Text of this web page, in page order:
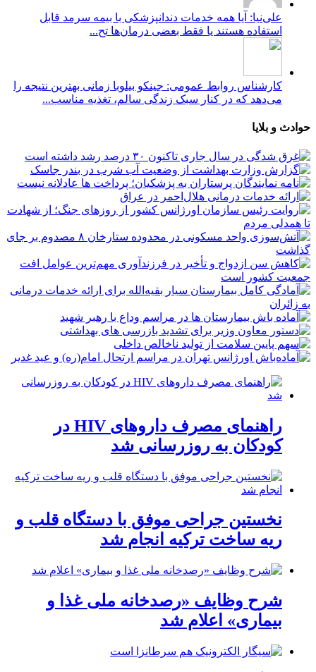
علی‌نیا: آیا همه خدمات دندانپزشکی با بیمه سرمد قابل
استفاده هستند یا فقط بعضی درمان‌ها تح...
کارشناس روابط عمومی: جینکو بیلوبا زمانی بهترین نتیجه را
می‌دهد که در کنار سبک زندگی سالم، تغذیه مناسب...
حوادث و بلایا
راهنمای مصرف داروهای HIV در
کودکان به روزرسانی شد
نخستین جراحی موفق با دستگاه قلب و
ریه ساخت ترکیه انجام شد
شرح وظایف «رصدخانه ملی غذا و
بیماری» اعلام شد